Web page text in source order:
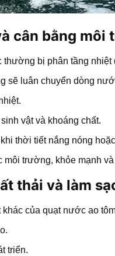
cân bằng môi
bị phân tầng
sẽ luân chuyển dòng
vật và khoáng chất.
thời tiết nắng nóng
môi trường, khỏe mạnh
thải và làm
khác của quạt nước ao
triển.